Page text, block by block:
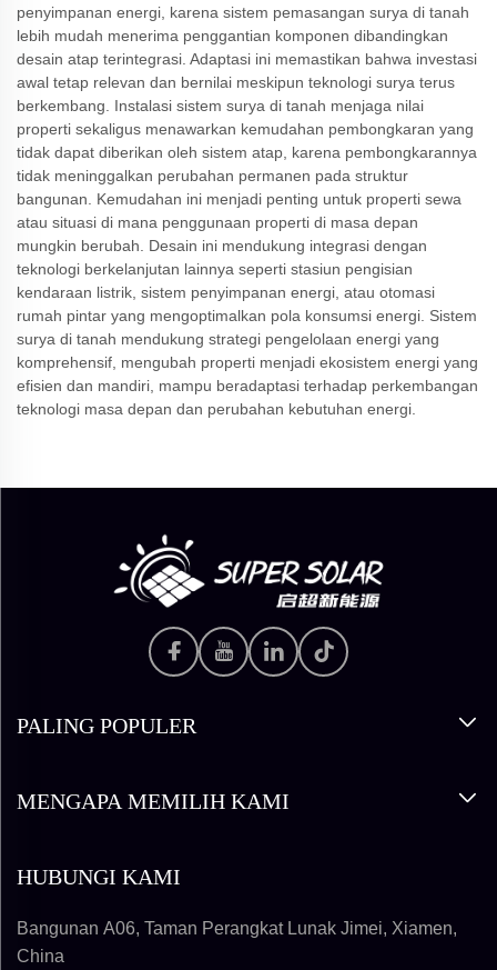
penyimpanan energi, karena sistem pemasangan surya di tanah
lebih mudah menerima penggantian komponen dibandingkan
desain atap terintegrasi. Adaptasi ini memastikan bahwa investasi
awal tetap relevan dan bernilai meskipun teknologi surya terus
berkembang. Instalasi sistem surya di tanah menjaga nilai
properti sekaligus menawarkan kemudahan pembongkaran yang
tidak dapat diberikan oleh sistem atap, karena pembongkarannya
tidak meninggalkan perubahan permanen pada struktur
bangunan. Kemudahan ini menjadi penting untuk properti sewa
atau situasi di mana penggunaan properti di masa depan
mungkin berubah. Desain ini mendukung integrasi dengan
teknologi berkelanjutan lainnya seperti stasiun pengisian
kendaraan listrik, sistem penyimpanan energi, atau otomasi
rumah pintar yang mengoptimalkan pola konsumsi energi. Sistem
surya di tanah mendukung strategi pengelolaan energi yang
komprehensif, mengubah properti menjadi ekosistem energi yang
efisien dan mandiri, mampu beradaptasi terhadap perkembangan
teknologi masa depan dan perubahan kebutuhan energi.
PALING POPULER
MENGAPA MEMILIH KAMI
HUBUNGI KAMI
Bangunan A06, Taman Perangkat Lunak Jimei, Xiamen,
China